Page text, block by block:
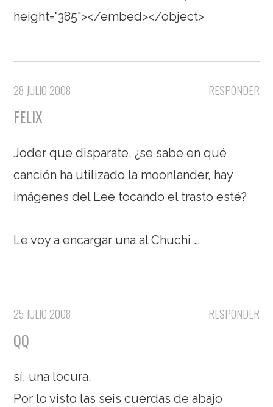
height="385"></embed></object>
RESPONDER
28 JULIO 2008
FELIX
Joder que disparate, ¿se sabe en qué
canción ha utilizado la moonlander, hay
imágenes del Lee tocando el trasto esté?
Le voy a encargar una al Chuchi …
RESPONDER
25 JULIO 2008
QQ
sí, una locura.
Por lo visto las seis cuerdas de abajo